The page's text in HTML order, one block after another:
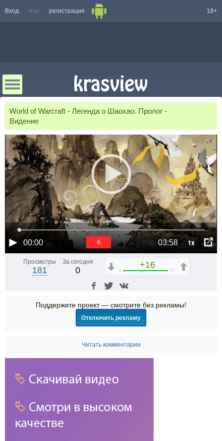
Вход или регистрация 18+
World of Warcraft - Легенда о Шаохао. Пролог -
Видение
00:00 03:58 1x
6
Просмотры
181
За сегодня
0
+16
1 17
Поддержите проект — смотрите без рекламы!
Отключить рекламу
Читать комментарии